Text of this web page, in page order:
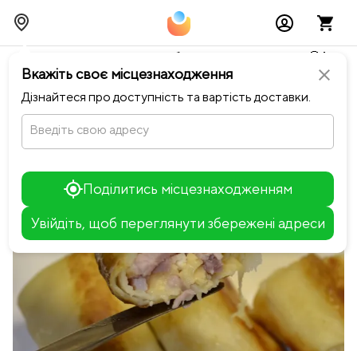
close
Вкажіть своє місцезнаходження
Дізнайтеся про доступність та вартість доставки.
Введіть свою адресу
Поділитись місцезнаходженням
Увійдіть, щоб переглянути збережені адреси
+
Тимчасово можливі перебої із онлайн оплатами🥺🔧
chevron_leftПовернутися до Миска